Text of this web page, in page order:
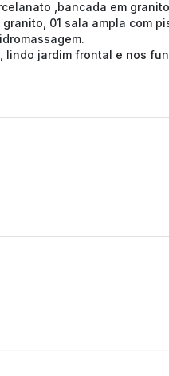
,bancada em
01 sala ampla com
lindo jardim frontal e nos